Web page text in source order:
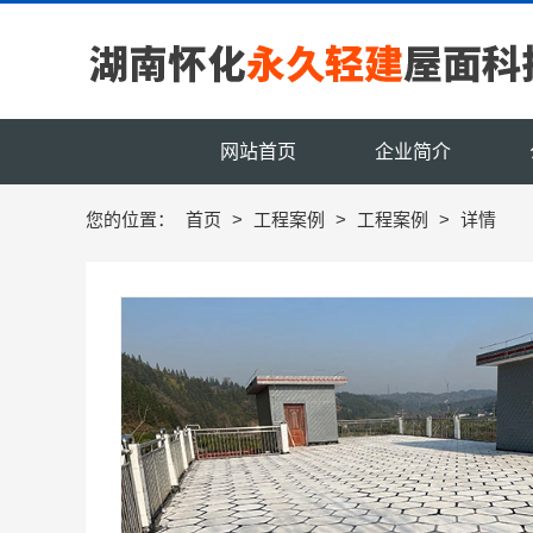
网站首页 企业简介
您的位置： 首页 > 工程案例 > 工程案例 > 详情